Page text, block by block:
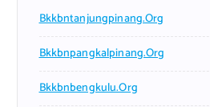
Bkkbntanjungpinang.org
Bkkbnpangkalpinang.org
Bkkbnbengkulu.org